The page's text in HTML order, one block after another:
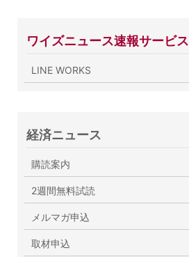
ワイズニュース速報サービス
LINE WORKS
経済ニュース
購読案内
2週間無料試読
メルマガ申込
取材申込